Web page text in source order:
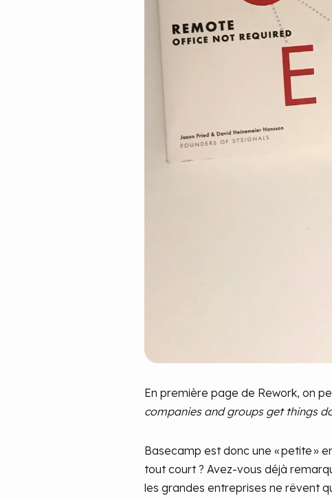
En première page de Rework, on
companies and groups get things
Basecamp est donc une « petite »
tout court ? Avez-vous déjà
les grandes entreprises ne rêvent